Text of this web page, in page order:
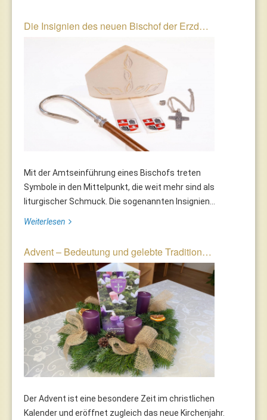
Die Insignien des neuen Bischof der Erzd…
Mit der Amtseinführung eines Bischofs treten
Symbole in den Mittelpunkt, die weit mehr sind als
liturgischer Schmuck. Die sogenannten Insignien...
Weiterlesen
Advent – Bedeutung und gelebte Tradition…
Der Advent ist eine besondere Zeit im christlichen
Kalender und eröffnet zugleich das neue Kirchenjahr.